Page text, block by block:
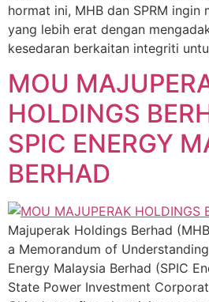
hormat ini, MHB dan SPRM ingin
yang lebih erat dengan
kesedaran berkaitan integriti
MOU
HOLDINGS
SPIC ENERGY
BERHAD
Majuperak Holdings Berhad
a Memorandum of
Energy Malaysia Berhad (SPIC
State Power Investment